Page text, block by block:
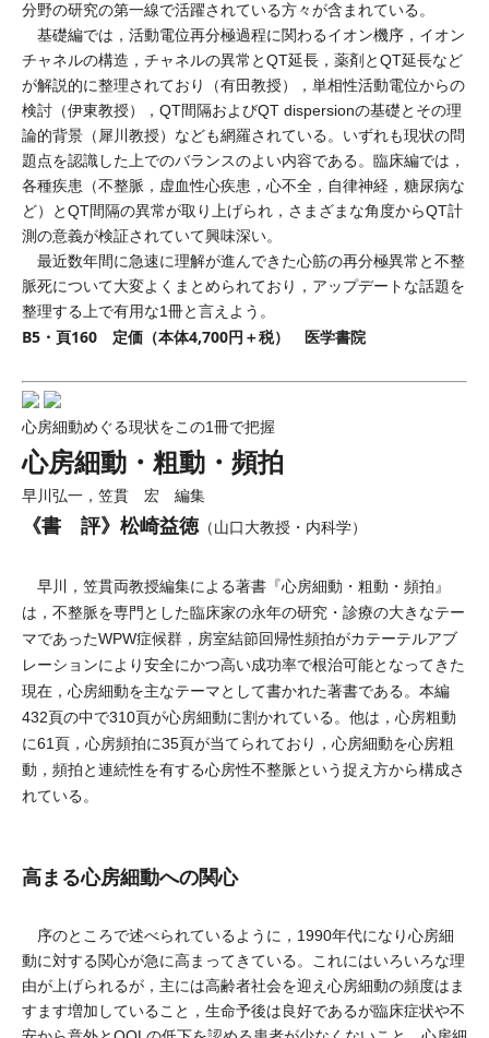
分野の研究の第一線で活躍されている方々が含まれている。
基礎編では，活動電位再分極過程に関わるイオン機序，イオン
チャネルの構造，チャネルの異常とQT延長，薬剤とQT延長など
が解説的に整理されており（有田教授），単相性活動電位からの
検討（伊東教授），QT間隔およびQT dispersionの基礎とその理
論的背景（犀川教授）なども網羅されている。いずれも現状の問
題点を認識した上でのバランスのよい内容である。臨床編では，
各種疾患（不整脈，虚血性心疾患，心不全，自律神経，糖尿病な
ど）とQT間隔の異常が取り上げられ，さまざまな角度からQT計
測の意義が検証されていて興味深い。
最近数年間に急速に理解が進んできた心筋の再分極異常と不整
脈死について大変よくまとめられており，アップデートな話題を
整理する上で有用な1冊と言えよう。
B5・頁160 定価（本体4,700円＋税） 医学書院
心房細動めぐる現状をこの1冊で把握
心房細動・粗動・頻拍
早川弘一，笠貫 宏 編集
《書 評》松崎益徳（山口大教授・内科学）
早川，笠貫両教授編集による著書『心房細動・粗動・頻拍』
は，不整脈を専門とした臨床家の永年の研究・診療の大きなテー
マであったWPW症候群，房室結節回帰性頻拍がカテーテルアブ
レーションにより安全にかつ高い成功率で根治可能となってきた
現在，心房細動を主なテーマとして書かれた著書である。本編
432頁の中で310頁が心房細動に割かれている。他は，心房粗動
に61頁，心房頻拍に35頁が当てられており，心房細動を心房粗
動，頻拍と連続性を有する心房性不整脈という捉え方から構成さ
れている。
高まる心房細動への関心
序のところで述べられているように，1990年代になり心房細
動に対する関心が急に高まってきている。これにはいろいろな理
由が上げられるが，主には高齢者社会を迎え心房細動の頻度はま
すます増加していること，生命予後は良好であるが臨床症状や不